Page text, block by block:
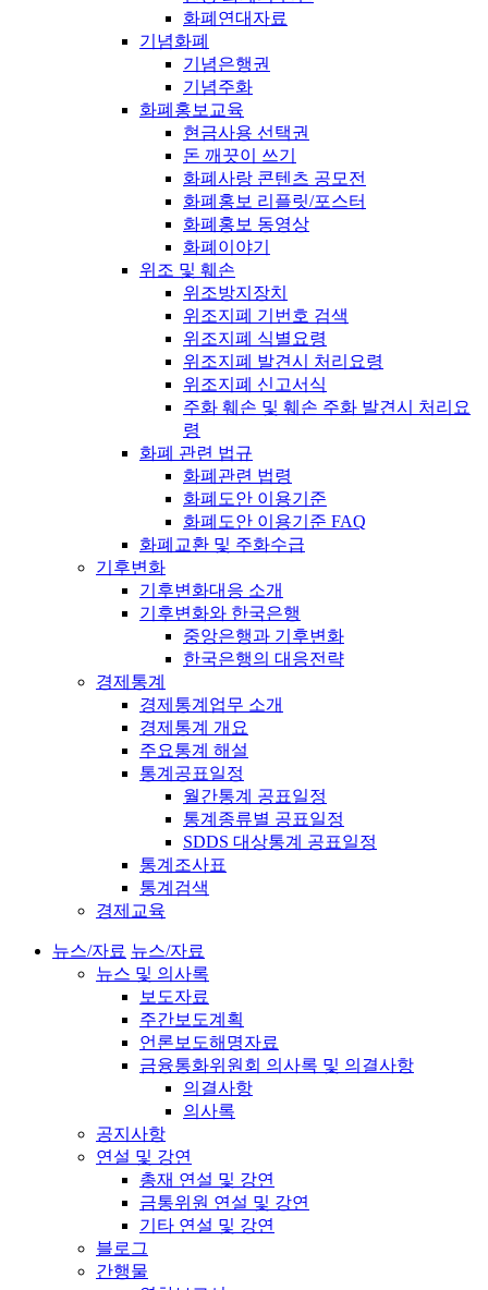
화폐연대자료
기념화폐
기념은행권
기념주화
화폐홍보교육
현금사용 선택권
돈 깨끗이 쓰기
화폐사랑 콘텐츠 공모전
화폐홍보 리플릿/포스터
화폐홍보 동영상
화폐이야기
위조 및 훼손
위조방지장치
위조지폐 기번호 검색
위조지폐 식별요령
위조지폐 발견시 처리요령
위조지폐 신고서식
주화 훼손 및 훼손 주화 발견시 처리요
령
화폐 관련 법규
화폐관련 법령
화폐도안 이용기준
화폐도안 이용기준 FAQ
화폐교환 및 주화수급
기후변화
기후변화대응 소개
기후변화와 한국은행
중앙은행과 기후변화
한국은행의 대응전략
경제통계
경제통계업무 소개
경제통계 개요
주요통계 해설
통계공표일정
월간통계 공표일정
통계종류별 공표일정
SDDS 대상통계 공표일정
통계조사표
통계검색
경제교육
뉴스/자료 뉴스/자료
뉴스 및 의사록
보도자료
주간보도계획
언론보도해명자료
금융통화위원회 의사록 및 의결사항
의결사항
의사록
공지사항
연설 및 강연
총재 연설 및 강연
금통위원 연설 및 강연
기타 연설 및 강연
블로그
간행물